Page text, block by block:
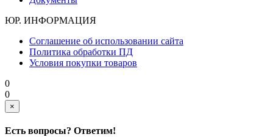
ЮР. ИНФОРМАЦИЯ
Соглашение об использовании сайта
Политика обработки ПД
Условия покупки товаров
0
0
×
Есть вопросы? Ответим!